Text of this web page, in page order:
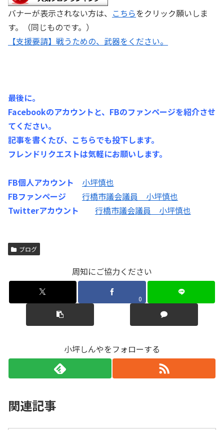
バナーが表示されない方は、 こちらをクリック願いしま
す。（同じものです。）
【支援要請】戦うための、武器をください。
最後に。
Facebookのアカウントと、FBのファンページを紹介させ
てください。
記事を書くたび、こちらでも投下します。
フレンドリクエストは気軽にお願いします。
FB個人アカウント
小坪慎也
FBファンページ
行橋市議会議員 小坪慎也
Twitterアカウント
行橋市議会議員 小坪慎也
ブログ
周知にご協力ください
0
小坪しんやをフォローする
関連記事